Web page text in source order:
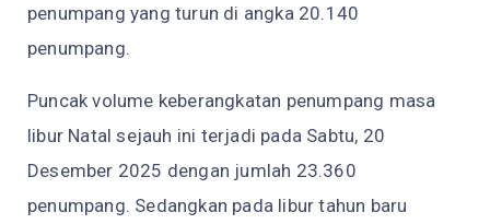
penumpang yang turun di angka 20.140
penumpang.
Puncak volume keberangkatan penumpang masa
libur Natal sejauh ini terjadi pada Sabtu, 20
Desember 2025 dengan jumlah 23.360
penumpang. Sedangkan pada libur tahun baru